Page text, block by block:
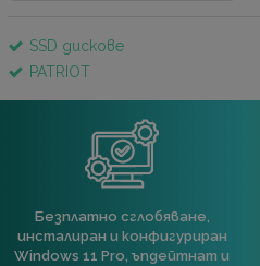
SSD дискове
PATRIOT
Безплатно сглобяване,
инсталиран и конфигуриран
Windows 11 Pro, ъпдейтнат и